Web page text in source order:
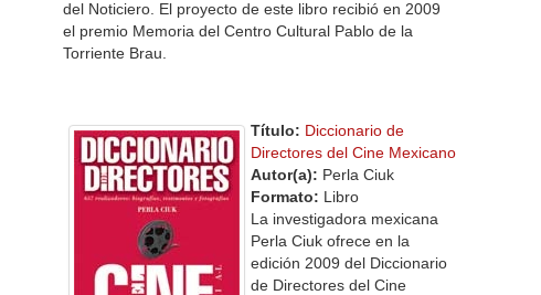
del Noticiero. El proyecto de este libro recibió en 2009
el premio Memoria del Centro Cultural Pablo de la
Torriente Brau.
Título: Diccionario de
Directores del Cine Mexicano
Autor(a): Perla Ciuk
Formato: Libro
La investigadora mexicana
Perla Ciuk ofrece en la
edición 2009 del Diccionario
de Directores del Cine